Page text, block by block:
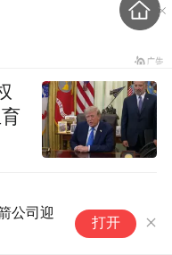
公司迎
打开